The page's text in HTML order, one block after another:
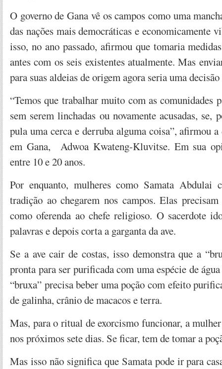
O governo de Gana vê os campos como uma
das nações mais democráticas e economicamente
isso, no ano passado, afirmou que tomaria
antes com os seis existentes atualmente. Mas
para suas aldeias de origem agora seria uma
“Temos que trabalhar muito com as comunidades
sem serem linchadas ou novamente acusadas, se,
pula uma cerca e derruba alguma coisa”, afirmou
em Gana, Adwoa Kwateng-Kluvitse. Em sua
entre 10 e 20 anos.
Por enquanto, mulheres como Samata Abdulai
tradição ao chegarem nos campos. Elas
como oferenda ao chefe religioso. O sacerdote
palavras e depois corta a garganta da ave.
Se a ave cair de costas, isso demonstra que a
pronta para ser purificada com uma espécie de
“bruxa” precisa beber uma poção com efeito
de galinha, crânio de macacos e terra.
Mas, para o ritual de exorcismo funcionar, a
nos próximos sete dias. Se ficar, tem de tomar a
Mas isso não significa que Samata pode ir para